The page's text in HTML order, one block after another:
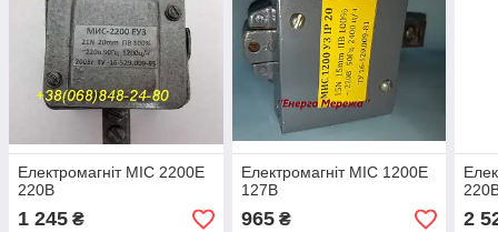
Електромагніт МІС 2200Е
220В
1 245 ₴
Електромагніт МІС 1200Е
127В
965₴ 2